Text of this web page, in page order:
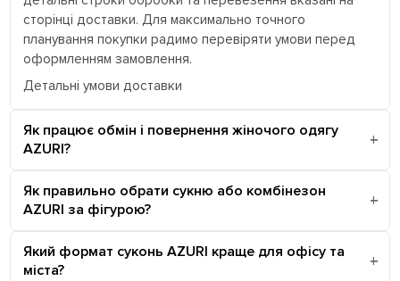
сторінці доставки. Для максимально точного
планування покупки радимо перевіряти умови перед
оформленням замовлення.
Детальні умови доставки
Як працює обмін і повернення жіночого одягу
AZURI?
Як правильно обрати сукню або комбінезон
AZURI за фігурою?
Який формат суконь AZURI краще для офісу та
міста?